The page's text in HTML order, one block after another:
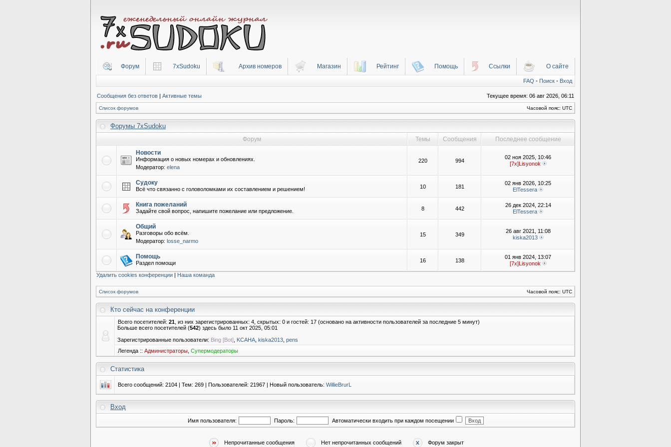
Форум 7xSudoku Архив номеров Магазин Рейтинг Помощь Ссылки О сайте
FAQ • Поиск • Вход
Сообщения без ответов | Активные темы Текущее время: 06 авг 2026, 06:11
Список форумов Часовой пояс: UTC
Форумы 7xSudoku
Форум Темы Сообщения
Последнее сообщение
Новости
Информация о новых номерах и обновлениях.
Модератор: elena
220 994
02 ноя 2025, 10:46
[7x]Lisyonok
Судоку
Всё что связанно с головоломками их составлением и решением! 10 181
02 янв 2026, 10:25
ElTessera
Книга пожеланий
Задайте свой вопрос, напишите пожелание или предложение. 8 442
26 дек 2024, 22:14
ElTessera
Общий
Разговоры обо всём.
Модератор: losse_narmo
15 349
26 авг 2021, 11:08
kiska2013
Помощь
Раздел помощи 16 138
01 янв 2024, 13:07
[7x]Lisyonok
Удалить cookies конференции | Наша команда
Список форумов Часовой пояс: UTC
Кто сейчас на конференции
Всего посетителей: 21 , из них зарегистрированных: 4, скрытых: 0 и гостей: 17 (основано на активности пользователей за последние 5 минут)
Больше всего посетителей (542) здесь было 11 окт 2025, 05:01
Зарегистрированные пользователи: Bing [Bot] KCAHA kiska2013 pens
Легенда :: Администраторы Супермодераторы
Статистика
Всего сообщений: 2104 | Тем: 269 | Пользователей: 21967 | Новый пользователь: WillieBrurL
Вход
Имя пользователя: Пароль: Автоматически входить при каждом посещении
Непрочитанные сообщения Нет непрочитанных сообщений Форум закрыт